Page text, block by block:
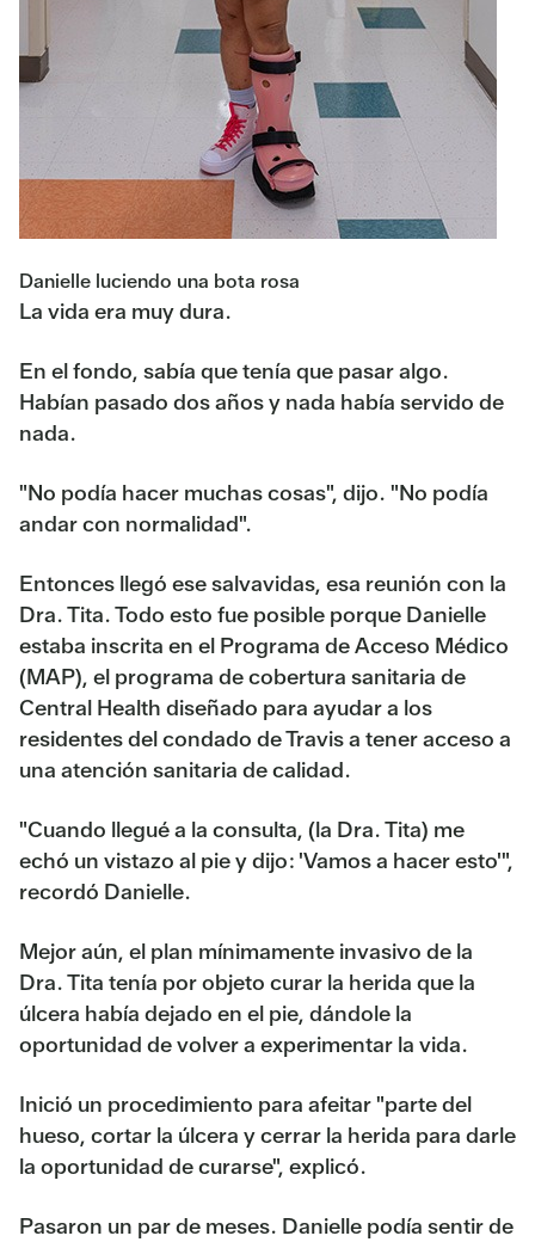
Danielle luciendo una bota rosa
La vida era muy dura.
En el fondo, sabía que tenía que pasar algo.
Habían pasado dos años y nada había servido de
nada.
"No podía hacer muchas cosas", dijo. "No podía
andar con normalidad".
Entonces llegó ese salvavidas, esa reunión con la
Dra. Tita. Todo esto fue posible porque Danielle
estaba inscrita en el Programa de Acceso Médico
(MAP), el programa de cobertura sanitaria de
Central Health diseñado para ayudar a los
residentes del condado de Travis a tener acceso a
una atención sanitaria de calidad.
"Cuando llegué a la consulta, (la Dra. Tita) me
echó un vistazo al pie y dijo: 'Vamos a hacer esto'",
recordó Danielle.
Mejor aún, el plan mínimamente invasivo de la
Dra. Tita tenía por objeto curar la herida que la
úlcera había dejado en el pie, dándole la
oportunidad de volver a experimentar la vida.
Inició un procedimiento para afeitar "parte del
hueso, cortar la úlcera y cerrar la herida para darle
la oportunidad de curarse", explicó.
Pasaron un par de meses. Danielle podía sentir de